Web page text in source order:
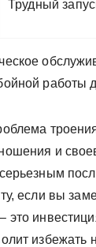
Трудный
работы
и
если вы
это
избежать